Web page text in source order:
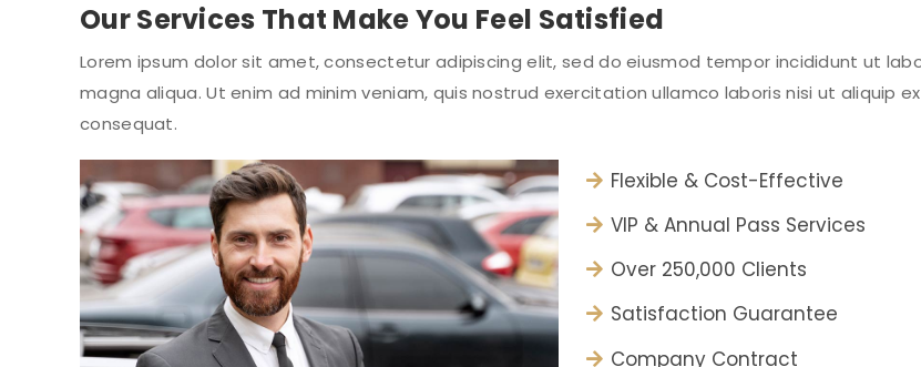
Our Services That Make You Feel Satisfied
Lorem ipsum dolor sit amet, consectetur adipiscing elit, sed do eiusmod tempor incididunt ut
magna aliqua. Ut enim ad minim veniam, quis nostrud exercitation ullamco laboris nisi ut aliquip
consequat.
Flexible & Cost-Effective
VIP & Annual Pass Services
Over 250,000 Clients
Satisfaction Guarantee
Company Contract